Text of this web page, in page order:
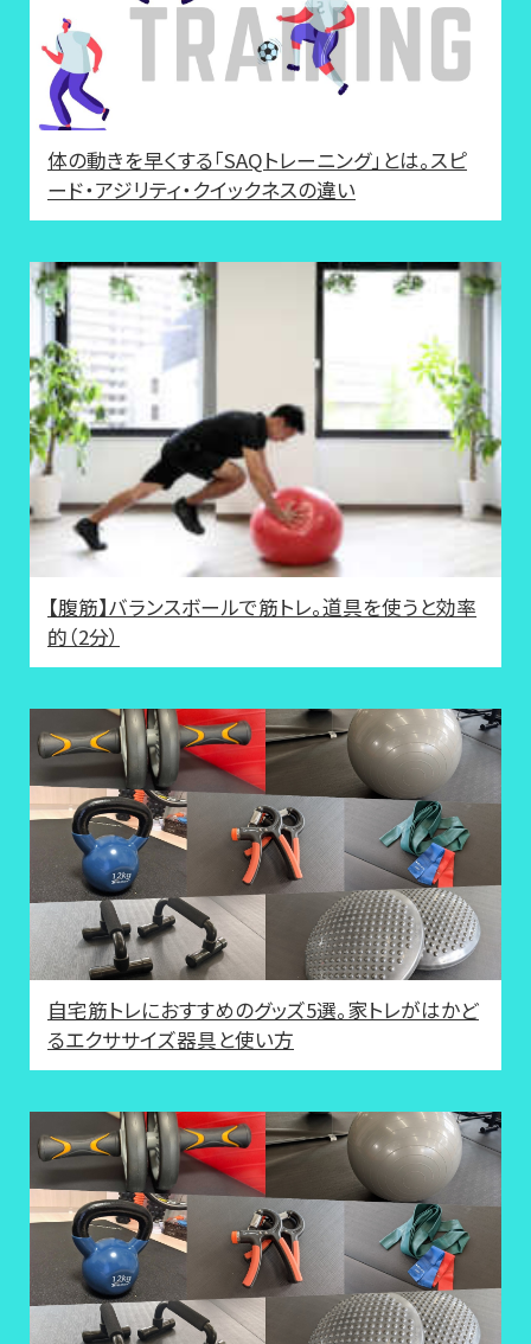
体の動きを早くする「SAQトレーニング」とは。スピ
ード・アジリティ・クイックネスの違い
【腹筋】バランスボールで筋トレ。道具を使うと効率
的（2分）
自宅筋トレにおすすめのグッズ5選。家トレがはかど
るエクササイズ器具と使い方